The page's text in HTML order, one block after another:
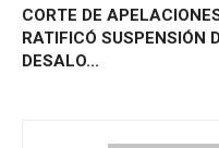
CORTE DE
RATIFICÓ SUSPENSIÓN
DESALO...